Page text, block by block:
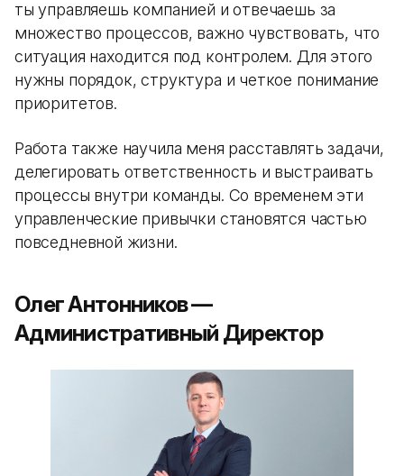
ты управляешь компанией и отвечаешь за
множество процессов, важно чувствовать, что
ситуация находится под контролем. Для этого
нужны порядок, структура и четкое понимание
приоритетов.
Работа также научила меня расставлять задачи,
делегировать ответственность и выстраивать
процессы внутри команды. Со временем эти
управленческие привычки становятся частью
повседневной жизни.
Олег Антонников —
Административный Директор